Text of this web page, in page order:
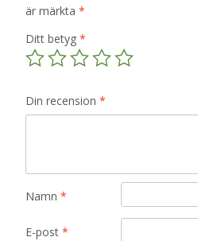
är märkta *
Ditt betyg *
Din recension *
Namn *
E-post *